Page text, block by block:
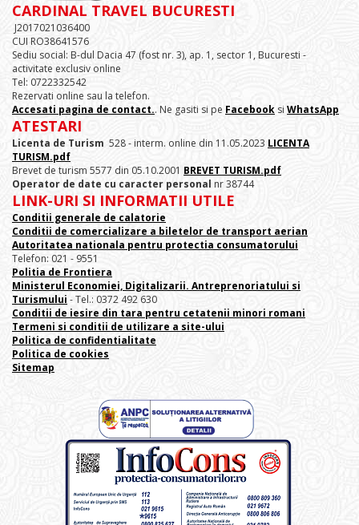
CARDINAL TRAVEL BUCURESTI
J2017021036400
CUI RO38641576
Sediu social: B-dul Dacia 47 (fost nr. 3), ap. 1, sector 1, Bucuresti -
activitate exclusiv online
Tel: 0722332542
Rezervati online sau la telefon.
Accesati pagina de contact.. Ne gasiti si pe Facebook si WhatsApp
ATESTARI
Licenta de Turism 528 - interm. online din 11.05.2023 LICENTA
TURISM.pdf
Brevet de turism 5577 din 05.10.2001 BREVET TURISM.pdf
Operator de date cu caracter personal nr 38744
LINK-URI SI INFORMATII UTILE
Conditii generale de calatorie
Conditii de comercializare a biletelor de transport aerian
Autoritatea nationala pentru protectia consumatorului
Telefon: 021 - 9551
Politia de Frontiera
Ministerul Economiei, Digitalizarii. Antreprenoriatului si
Turismului - Tel.: 0372 492 630
Conditii de iesire din tara pentru cetatenii minori romani
Termeni si conditii de utilizare a site-ului
Politica de confidentialitate
Politica de cookies
Sitemap